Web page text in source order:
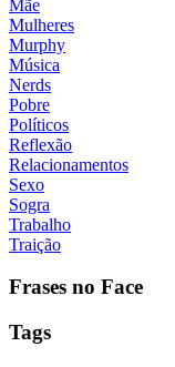
Mãe
Mulheres
Murphy
Música
Nerds
Pobre
Políticos
Reflexão
Relacionamentos
Sexo
Sogra
Trabalho
Traição
Frases no Face
Tags